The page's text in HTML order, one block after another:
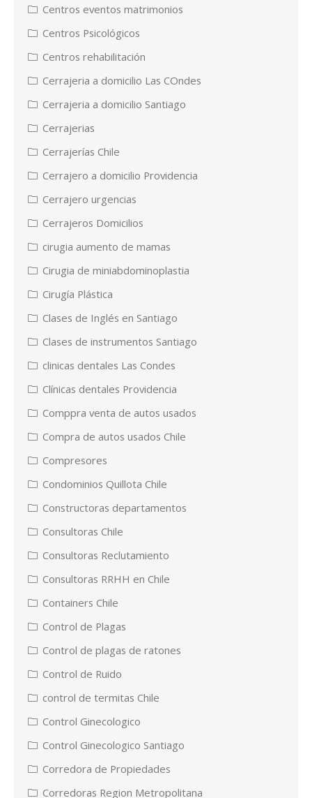
Centros eventos matrimonios
Centros Psicológicos
Centros rehabilitación
Cerrajeria a domicilio Las COndes
Cerrajeria a domicilio Santiago
Cerrajerias
Cerrajerías Chile
Cerrajero a domicilio Providencia
Cerrajero urgencias
Cerrajeros Domicilios
cirugia aumento de mamas
Cirugia de miniabdominoplastia
Cirugía Plástica
Clases de Inglés en Santiago
Clases de instrumentos Santiago
clinicas dentales Las Condes
Clínicas dentales Providencia
Comppra venta de autos usados
Compra de autos usados Chile
Compresores
Condominios Quillota Chile
Constructoras departamentos
Consultoras Chile
Consultoras Reclutamiento
Consultoras RRHH en Chile
Containers Chile
Control de Plagas
Control de plagas de ratones
Control de Ruido
control de termitas Chile
Control Ginecologico
Control Ginecologico Santiago
Corredora de Propiedades
Corredoras Region Metropolitana